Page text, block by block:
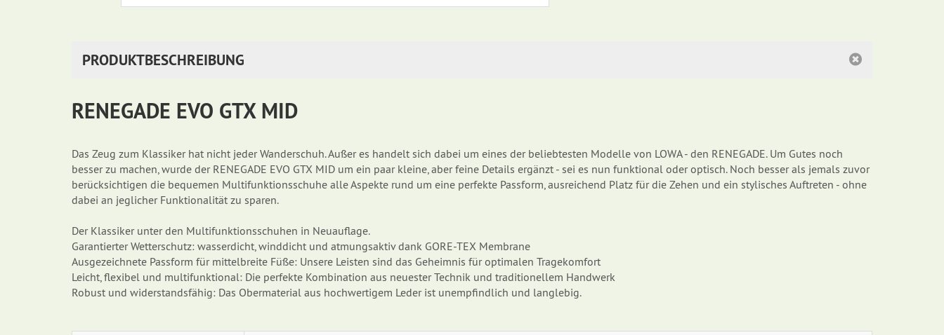
PRODUKTBESCHREIBUNG
RENEGADE EVO GTX MID
Das Zeug zum Klassiker hat nicht jeder Wanderschuh. Außer es handelt sich dabei um eines der beliebtesten Modelle von LOWA - den RENEGADE. Um Gutes noch
besser zu machen, wurde der RENEGADE EVO GTX MID um ein paar kleine, aber feine Details ergänzt - sei es nun funktional oder optisch. Noch besser als jemals zuvor
berücksichtigen die bequemen Multifunktionsschuhe alle Aspekte rund um eine perfekte Passform, ausreichend Platz für die Zehen und ein stylisches Auftreten - ohne
dabei an jeglicher Funktionalität zu sparen.
Der Klassiker unter den Multifunktionsschuhen in Neuauflage.
Garantierter Wetterschutz: wasserdicht, winddicht und atmungsaktiv dank GORE-TEX Membrane
Ausgezeichnete Passform für mittelbreite Füße: Unsere Leisten sind das Geheimnis für optimalen Tragekomfort
Leicht, flexibel und multifunktional: Die perfekte Kombination aus neuester Technik und traditionellem Handwerk
Robust und widerstandsfähig: Das Obermaterial aus hochwertigem Leder ist unempfindlich und langlebig.